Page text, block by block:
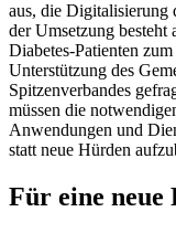
aus, die Digitalisierung
der Umsetzung
Diabetes-Patienten
Unterstützung des
Spitzenverbandes
müssen die
Anwendungen und
statt neue Hürden
Für eine